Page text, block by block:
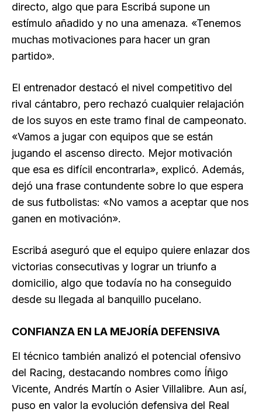
directo, algo que para Escribá supone un
estímulo añadido y no una amenaza. «Tenemos
muchas motivaciones para hacer un gran
partido».
El entrenador destacó el nivel competitivo del
rival cántabro, pero rechazó cualquier relajación
de los suyos en este tramo final de campeonato.
«Vamos a jugar con equipos que se están
jugando el ascenso directo. Mejor motivación
que esa es difícil encontrarla», explicó. Además,
dejó una frase contundente sobre lo que espera
de sus futbolistas: «No vamos a aceptar que nos
ganen en motivación».
Escribá aseguró que el equipo quiere enlazar dos
victorias consecutivas y lograr un triunfo a
domicilio, algo que todavía no ha conseguido
desde su llegada al banquillo pucelano.
CONFIANZA EN LA MEJORÍA DEFENSIVA
El técnico también analizó el potencial ofensivo
del Racing, destacando nombres como Íñigo
Vicente, Andrés Martín o Asier Villalibre. Aun así,
puso en valor la evolución defensiva del Real